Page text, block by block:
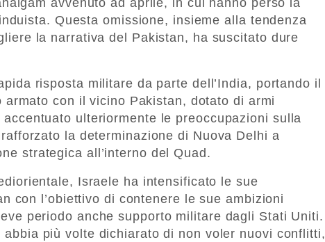
Questa omissione, insieme alla tendenza
la narrativa del Pakistan, ha suscitato dure
risposta militare da parte dell’India, portando il
armato con il vicino Pakistan, dotato di armi
ulteriormente le preoccupazioni sulla
la determinazione di Nuova Delhi a
strategica all’interno del Quad.
Israele ha intensificato le sue
con l’obiettivo di contenere le sue ambizioni
periodo anche supporto militare dagli Stati Uniti.
abbia più volte dichiarato di non voler nuovi conflitti,